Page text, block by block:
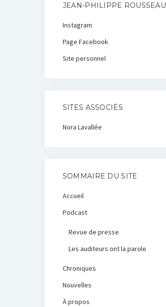
JEAN-PHILIPPE ROUSSEAU
Instagram
Page Facebook
Site personnel
SITES ASSOCIÉS
Nora Lavallée
SOMMAIRE DU SITE
Accueil
Podcast
Revue de presse
Les auditeurs ont la parole
Chroniques
Nouvelles
À propos